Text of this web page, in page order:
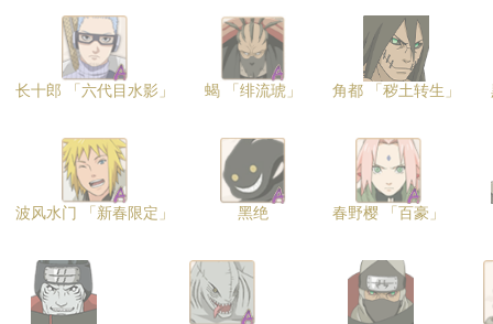
长十郎 「六代目水影」 蝎 「绯流琥」 角都 「秽土转生」
波风水门 「新春限定」 黑绝 春野樱 「百豪」